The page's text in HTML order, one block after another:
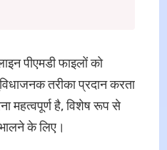
पीएमडी फाइलों को
तरीका प्रदान करता
महत्वपूर्ण है, विशेष रूप से
के लिए।